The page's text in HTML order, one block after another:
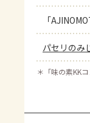
「
パセリのみ
＊ 「味の素KK